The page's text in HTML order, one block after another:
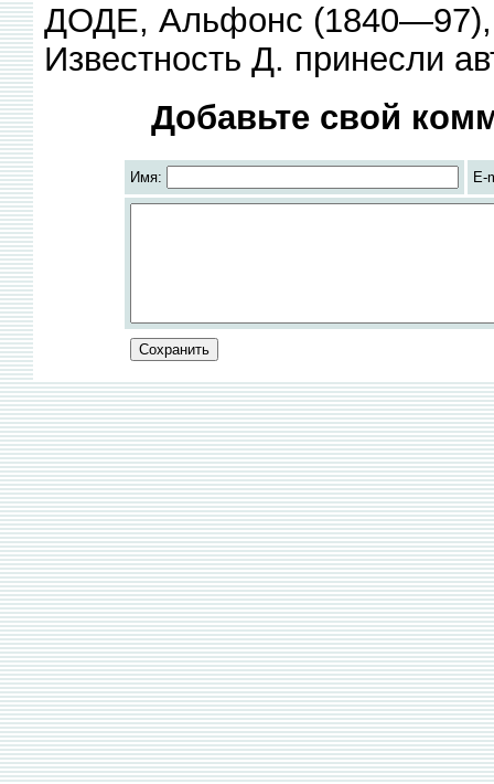
ДОДЕ, Альфонс (1840—97),
Известность Д. принесли
Добавьте свой
Имя: E-